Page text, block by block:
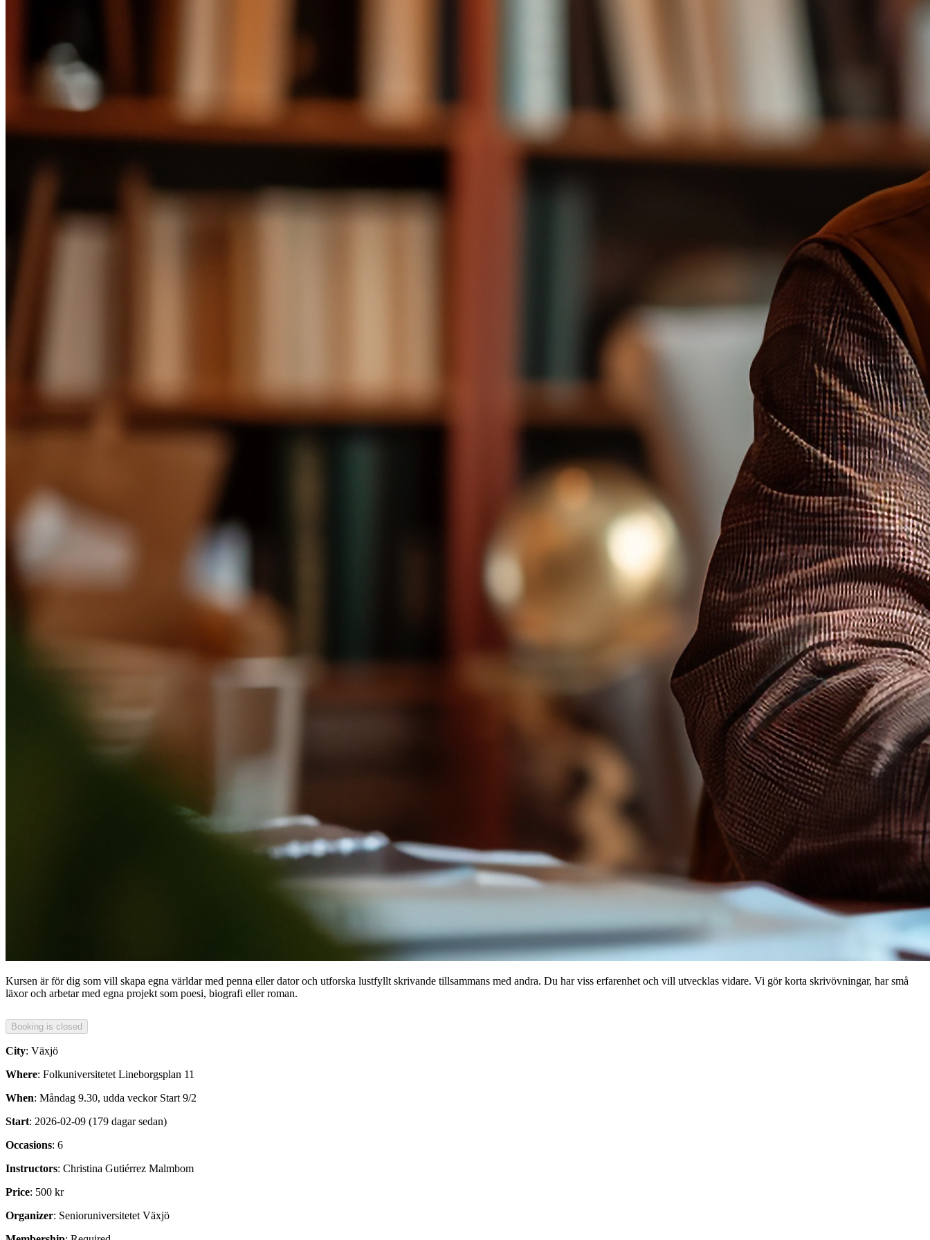
Kursen är för dig som vill skapa egna världar med penna eller dator och utforska lustfyllt skrivande tillsammans med andra. Du har viss erfarenhet och vill utvecklas vidare. Vi gör korta skrivövningar, har små
läxor och arbetar med egna projekt som poesi, biografi eller roman.
City: Växjö
Where: Folkuniversitetet Lineborgsplan 11
When: Måndag 9.30, udda veckor Start 9/2
Start: 2026-02-09 (179 dagar sedan)
Occasions: 6
Instructors: Christina Gutiérrez Malmbom
Price: 500 kr
Organizer: Senioruniversitetet Växjö